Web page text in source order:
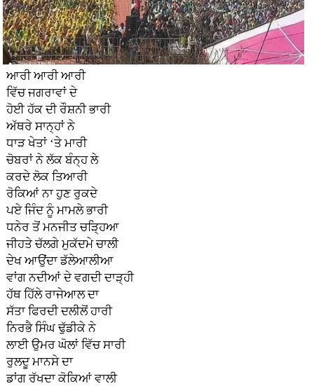
ਆਰੀ ਆਰੀ ਆਰੀ
ਵਿੱਚ ਜਗਰਾਵਾਂ ਦੇ
ਹੋਈ ਹੱਕ ਦੀ ਰੌਸ਼ਨੀ ਭਾਰੀ
ਅੱਥਰੇ ਸਾਨ੍ਹਾਂ ਨੇ
ਧਾੜ ਖੇਤਾਂ ‘ਤੇ ਮਾਰੀ
ਚੋਬਰਾਂ ਨੇ ਲੱਕ ਬੰਨ੍ਹ ਲੇ
ਕਰਦੇ ਲੋਕ ਤਿਆਰੀ
ਰੋਕਿਆਂ ਨਾ ਹੁਣ ਰੁਕਦੇ
ਪਏ ਜਿੰਦ ਨੂੰ ਮਾਮਲੇ ਭਾਰੀ
ਧਨੇਰ ਤੋਂ ਮਨਜੀਤ ਚੜ੍ਹਿਆ
ਜੀਹਤੇ ਚੱਲਗੇ ਮੁਕੱਦਮੇ ਚਾਲੀ
ਦੇਖ ਆਉਂਦਾ ਡੱਲੇਆਲੀਆ
ਵਾਂਗ ਨਦੀਆਂ ਦੇ ਵਗਦੀ ਦਾੜ੍ਹੀ
ਹੱਥ ਹਿੱਲੇ ਰਾਜੇਆਲ ਦਾ
ਸੱਤਾ ਫਿਰਦੀ ਦਲੀਲੋਂ ਹਾਰੀ
ਨਿਰਭੈ ਸਿੰਘ ਢੁੱਡੀਕੇ ਨੇ
ਲਾਈ ਉਮਰ ਘੋਲਾਂ ਵਿੱਚ ਸਾਰੀ
ਰੁਲਦੂ ਮਾਨਸੇ ਦਾ
ਡਾਂਗ ਰੱਖਦਾ ਕੋਕਿਆਂ ਵਾਲੀ